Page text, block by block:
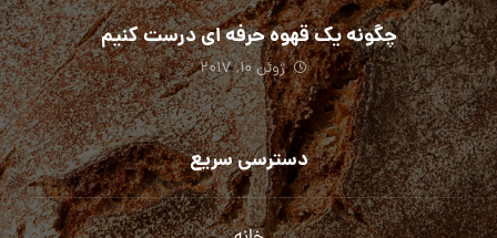
چگونه یک قهوه حرفه ای درست کنیم
ژوئن ۱۰, ۲۰۱۷
دسترسی سریع